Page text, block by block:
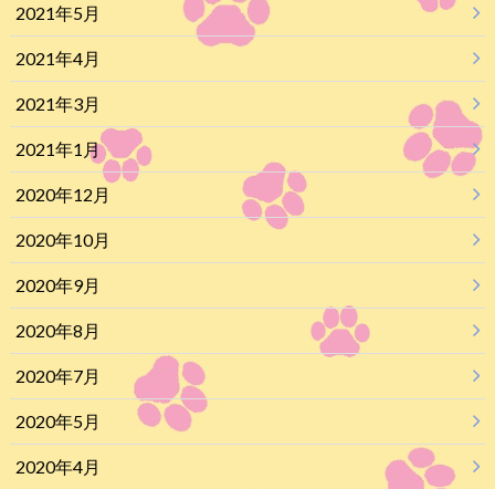
2021年5月
2021年4月
2021年3月
2021年1月
2020年12月
2020年10月
2020年9月
2020年8月
2020年7月
2020年5月
2020年4月